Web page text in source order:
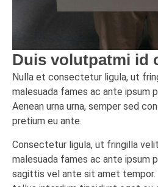
Duis volutpatmi id
Nulla et consectetur ligula, ut
malesuada fames ac ante ipsum
Aenean urna urna, semper sed
pretium eu ante.
Consectetur ligula, ut fringilla
malesuada fames ac ante ipsum
sagittis vel ante sit amet tempor.